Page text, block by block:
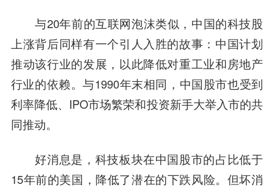
与20年前的互联网泡沫类似，中国的科技股
上涨背后同样有一个引人入胜的故事：中国计划
推动该行业的发展，以此降低对重工业和房地产
行业的依赖。与1990年末相同，中国股市也受到
利率降低、IPO市场繁荣和投资新手大举入市的共
同推动。
好消息是，科技板块在中国股市的占比低于
15年前的美国，降低了潜在的下跌风险。但坏消